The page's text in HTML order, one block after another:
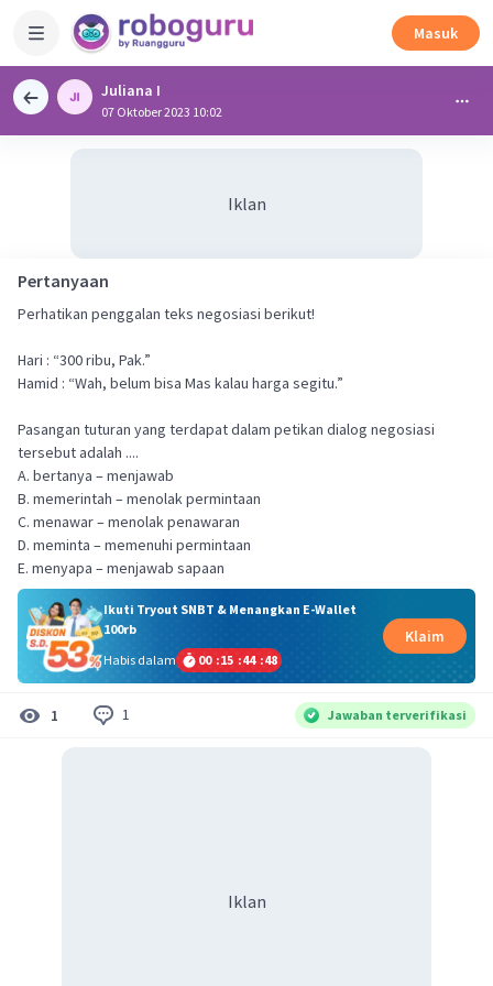
Masuk
Juliana I
07 Oktober 2023 10:02
Iklan
Pertanyaan
Perhatikan penggalan teks negosiasi berikut!
Hari : “300 ribu, Pak.”
Hamid : “Wah, belum bisa Mas kalau harga segitu.”
Pasangan tuturan yang terdapat dalam petikan dialog negosiasi
tersebut adalah ....
A. bertanya – menjawab
B. memerintah – menolak permintaan
C. menawar – menolak penawaran
D. meminta – memenuhi permintaan
E. menyapa – menjawab sapaan
Ikuti Tryout SNBT & Menangkan E-Wallet
100rb
Habis dalam
00 :15 :44 :47
Klaim
1 1 Jawaban terverifikasi
Iklan